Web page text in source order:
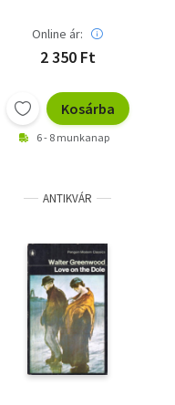
Online ár:
2 350 Ft
Kosárba
6 - 8 munkanap
ANTIKVÁR